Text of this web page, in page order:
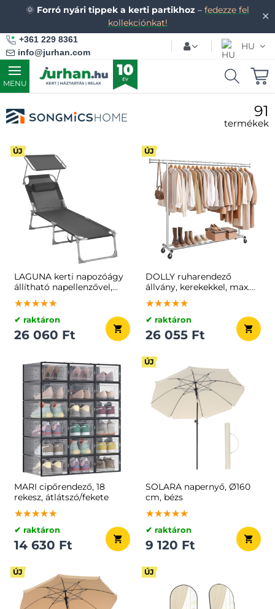
✕
🌞 Forró nyári tippek a kerti partikhoz – fedezze fel
kollekciónkat!
+361 229 8361
info@jurhan.com
HU
MENU
91
termékek
ÚJ
LAGUNA kerti napozóágy
állítható napellenzővel,
193x53x29cm, sötétszürke
★★★★★
★★★★★
★★★★★
✔ raktáron
26 060 Ft
ÚJ
DOLLY ruharendező
állvány, kerekekkel, max.
150 kg, 45x160-
200x161,5cm, ezüst
★★★★★
★★★★★
★★★★★
✔ raktáron
26 055 Ft
MARI cipőrendező, 18
rekesz, átlátszó/fekete
★★★★★
★★★★★
★★★★★
✔ raktáron
14 630 Ft
ÚJ
SOLARA napernyő, Ø160
cm, bézs
★★★★★
★★★★★
★★★★★
✔ raktáron
9 120 Ft
ÚJ ÚJ